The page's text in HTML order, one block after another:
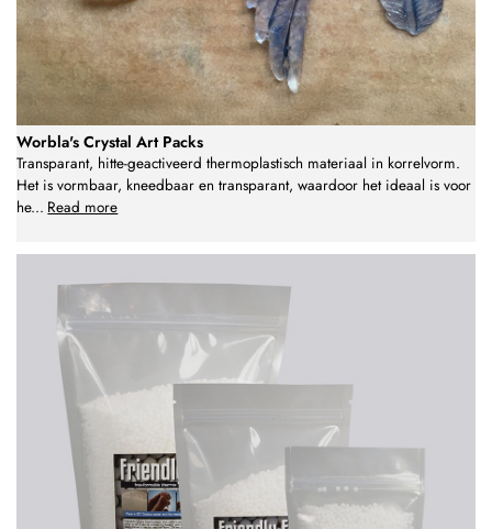
Worbla's Crystal Art Packs
Transparant, hitte-geactiveerd thermoplastisch materiaal in korrelvorm.
Het is vormbaar, kneedbaar en transparant, waardoor het ideaal is voor
he... Read more